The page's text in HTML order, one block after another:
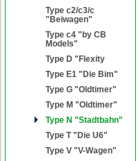
Type c2/c3/c
"Beiwagen"
Type c4 "by CB
Models"
Type D "Flexity
Type E1 "Die Bim"
Type G "Oldtimer"
Type M "Oldtimer"
Type N "Stadtbahn"
Type T "Die U6"
Type V "V-Wagen"